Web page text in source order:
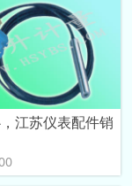
江苏仪表配件销